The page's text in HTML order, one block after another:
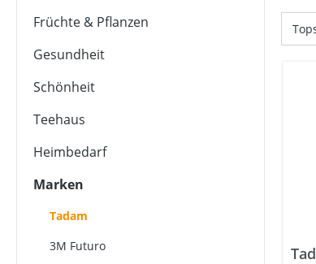
Früchte & Pflanzen
Gesundheit
Schönheit
Teehaus
Heimbedarf
Marken
3M Futuro
Tadam